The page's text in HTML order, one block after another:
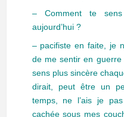
– Comment te
aujourd’hui ?
– pacifiste en faite, je
de me sentir en
sens plus sincère
dirait, peut être un
temps, ne l’ais je
cachée sous mes